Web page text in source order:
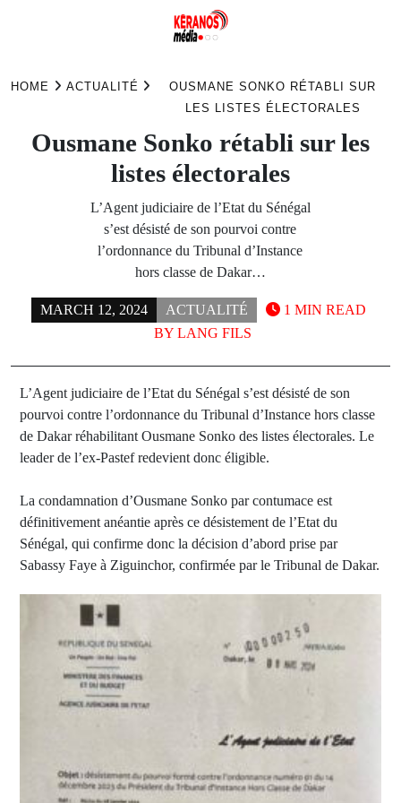
HOME ACTUALITÉ
OUSMANE SONKO RÉTABLI SUR
LES LISTES ÉLECTORALES
Ousmane Sonko rétabli sur les
listes électorales
L’Agent judiciaire de l’Etat du Sénégal
s’est désisté de son pourvoi contre
l’ordonnance du Tribunal d’Instance
hors classe de Dakar…
MARCH 12, 2024
ACTUALITÉ
BY LANG FILS
1 MIN READ
L’Agent judiciaire de l’Etat du Sénégal s’est désisté de son
pourvoi contre l’ordonnance du Tribunal d’Instance hors classe
de Dakar réhabilitant Ousmane Sonko des listes électorales. Le
leader de l’ex-Pastef redevient donc éligible.
La condamnation d’Ousmane Sonko par contumace est
définitivement anéantie après ce désistement de l’Etat du
Sénégal, qui confirme donc la décision d’abord prise par
Sabassy Faye à Ziguinchor, confirmée par le Tribunal de Dakar.